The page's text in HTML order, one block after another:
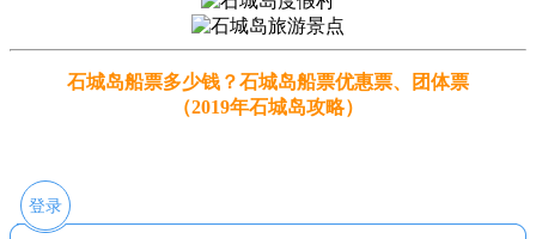
石城岛船票多少钱？石城岛船票优惠票、团体票
（2019年石城岛攻略）
登录